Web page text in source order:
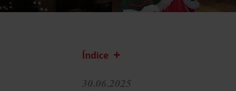
Índice
30.06.2025